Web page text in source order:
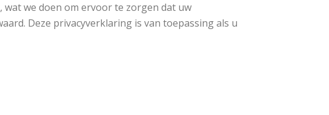
we doen om ervoor te zorgen dat uw
Deze privacyverklaring is van toepassing als u